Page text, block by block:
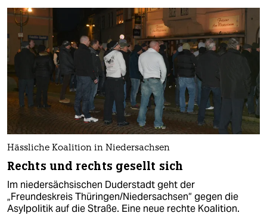
Hässliche Koalition in Niedersachsen
Rechts und rechts gesellt sich
Im niedersächsischen Duderstadt geht der
„Freundeskreis Thüringen/Niedersachsen“ gegen die
Asylpolitik auf die Straße. Eine neue rechte Koalition.